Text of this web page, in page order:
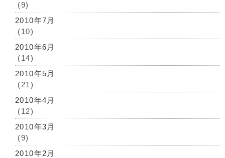
(9)
2010年7月
(10)
2010年6月
(14)
2010年5月
(21)
2010年4月
(12)
2010年3月
(9)
2010年2月